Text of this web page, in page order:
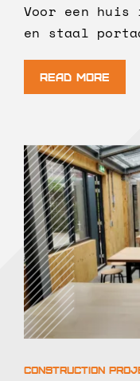
Voor een huis
en staal
Read More